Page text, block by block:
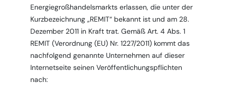
Energiegroßhandelsmarkts erlassen, die unter der
Kurzbezeichnung „REMIT“ bekannt ist und am 28.
Dezember 2011 in Kraft trat. Gemäß Art. 4 Abs. 1
REMIT (Verordnung (EU) Nr. 1227/2011) kommt das
nachfolgend genannte Unternehmen auf dieser
Internetseite seinen Veröffentlichungspflichten
nach: